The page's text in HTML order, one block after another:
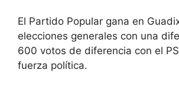
El Partido Popular gana en
elecciones generales con una
600 votos de diferencia con el
fuerza política.